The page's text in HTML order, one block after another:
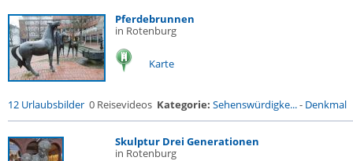
Pferdebrunnen
in Rotenburg
Karte
12 Urlaubsbilder 0 Reisevideos Kategorie: Sehenswürdigke...- Denkmal
Skulptur Drei Generationen
in Rotenburg